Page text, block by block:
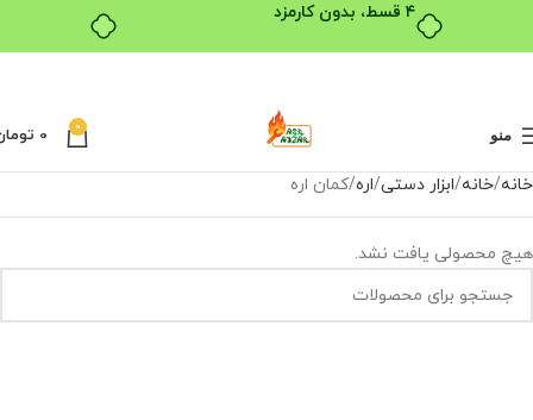
۴ قسط، بدون کارمزد
منو
0
0
خانه خانه ابزار دستی اره کمان اره
هیچ محصولی یافت نشد.